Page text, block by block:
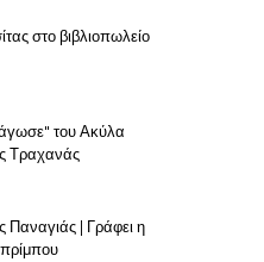
στο βιβλιοπωλείο
του Ακύλα
Τραχανάς
Παναγιάς | Γράφει η